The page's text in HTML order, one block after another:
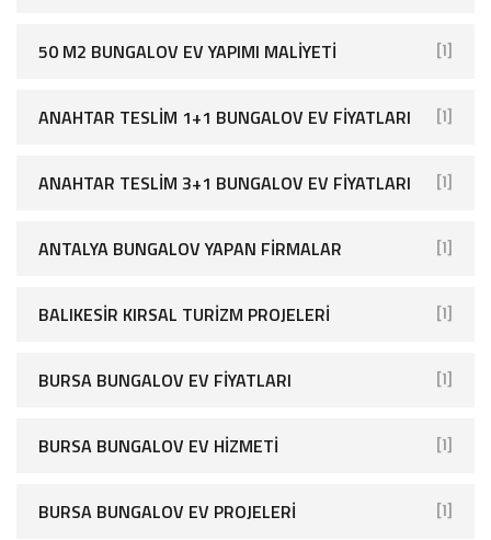
50 M2 BUNGALOV EV YAPIMI MALIYETI [1]
ANAHTAR TESLIM 1+1 BUNGALOV EV FIYATLARI [1]
ANAHTAR TESLIM 3+1 BUNGALOV EV FIYATLARI [1]
ANTALYA BUNGALOV YAPAN FIRMALAR [1]
BALIKESIR KIRSAL TURIZM PROJELERI [1]
BURSA BUNGALOV EV FIYATLARI [1]
BURSA BUNGALOV EV HIZMETI [1]
BURSA BUNGALOV EV PROJELERI [1]